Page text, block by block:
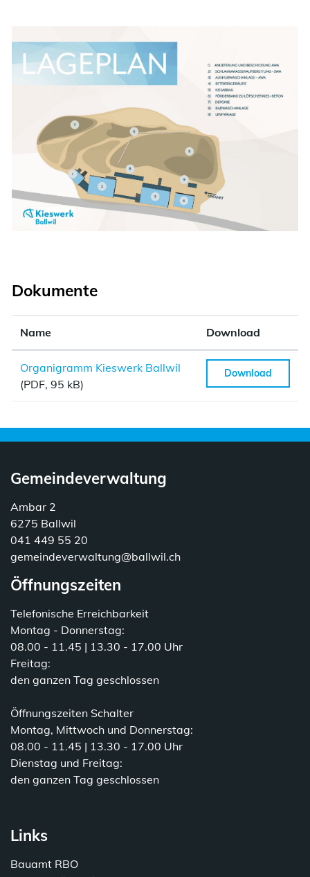
Dokumente
Name Download
Organigramm Kieswerk Ballwil
(PDF, 95 kB)
Download
Gemeindeverwaltung
Ambar 2
6275 Ballwil
041 449 55 20
gemeindeverwaltung@ballwil.ch
Öffnungszeiten
Telefonische Erreichbarkeit
Montag - Donnerstag:
08.00 - 11.45 | 13.30 - 17.00 Uhr
Freitag:
den ganzen Tag geschlossen
Öffnungszeiten Schalter
Montag, Mittwoch und Donnerstag:
08.00 - 11.45 | 13.30 - 17.00 Uhr
Dienstag und Freitag:
den ganzen Tag geschlossen
Links
Bauamt RBO